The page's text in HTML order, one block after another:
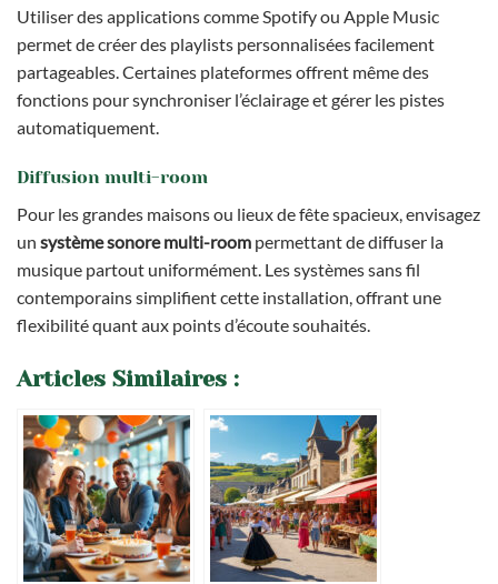
Utiliser des applications comme Spotify ou Apple Music
permet de créer des playlists personnalisées facilement
partageables. Certaines plateformes offrent même des
fonctions pour synchroniser l’éclairage et gérer les pistes
automatiquement.
Diffusion multi-room
Pour les grandes maisons ou lieux de fête spacieux, envisagez
un système sonore multi-room permettant de diffuser la
musique partout uniformément. Les systèmes sans fil
contemporains simplifient cette installation, offrant une
flexibilité quant aux points d’écoute souhaités.
Articles Similaires :